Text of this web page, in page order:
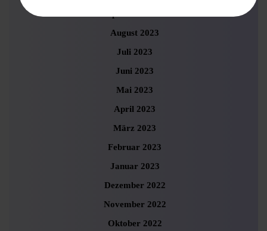
August 2023
Juli 2023
Juni 2023
Mai 2023
April 2023
März 2023
Februar 2023
Januar 2023
Dezember 2022
November 2022
Oktober 2022